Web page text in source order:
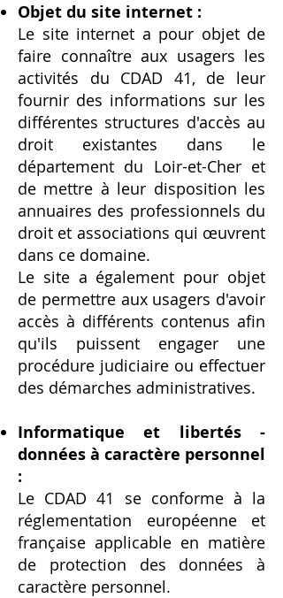
Objet du site internet :
Le site internet a pour objet de
faire connaître aux usagers les
activités du CDAD 41, de leur
fournir des informations sur les
différentes structures d'accès au
droit existantes dans le
département du Loir-et-Cher et
de mettre à leur disposition les
annuaires des professionnels du
droit et associations qui œuvrent
dans ce domaine.
Le site a également pour objet
de permettre aux usagers d'avoir
accès à différents contenus afin
qu'ils puissent engager une
procédure judiciaire ou effectuer
des démarches administratives.
Informatique et libertés -
données à caractère personnel
:
Le CDAD 41 se conforme à la
réglementation européenne et
française applicable en matière
de protection des données à
caractère personnel.